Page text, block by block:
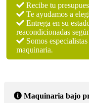
Recibe tu
Te ayudamos a
Entrega en su
reacondicionadas
Somos
maquinaria.
Maquinaria bajo